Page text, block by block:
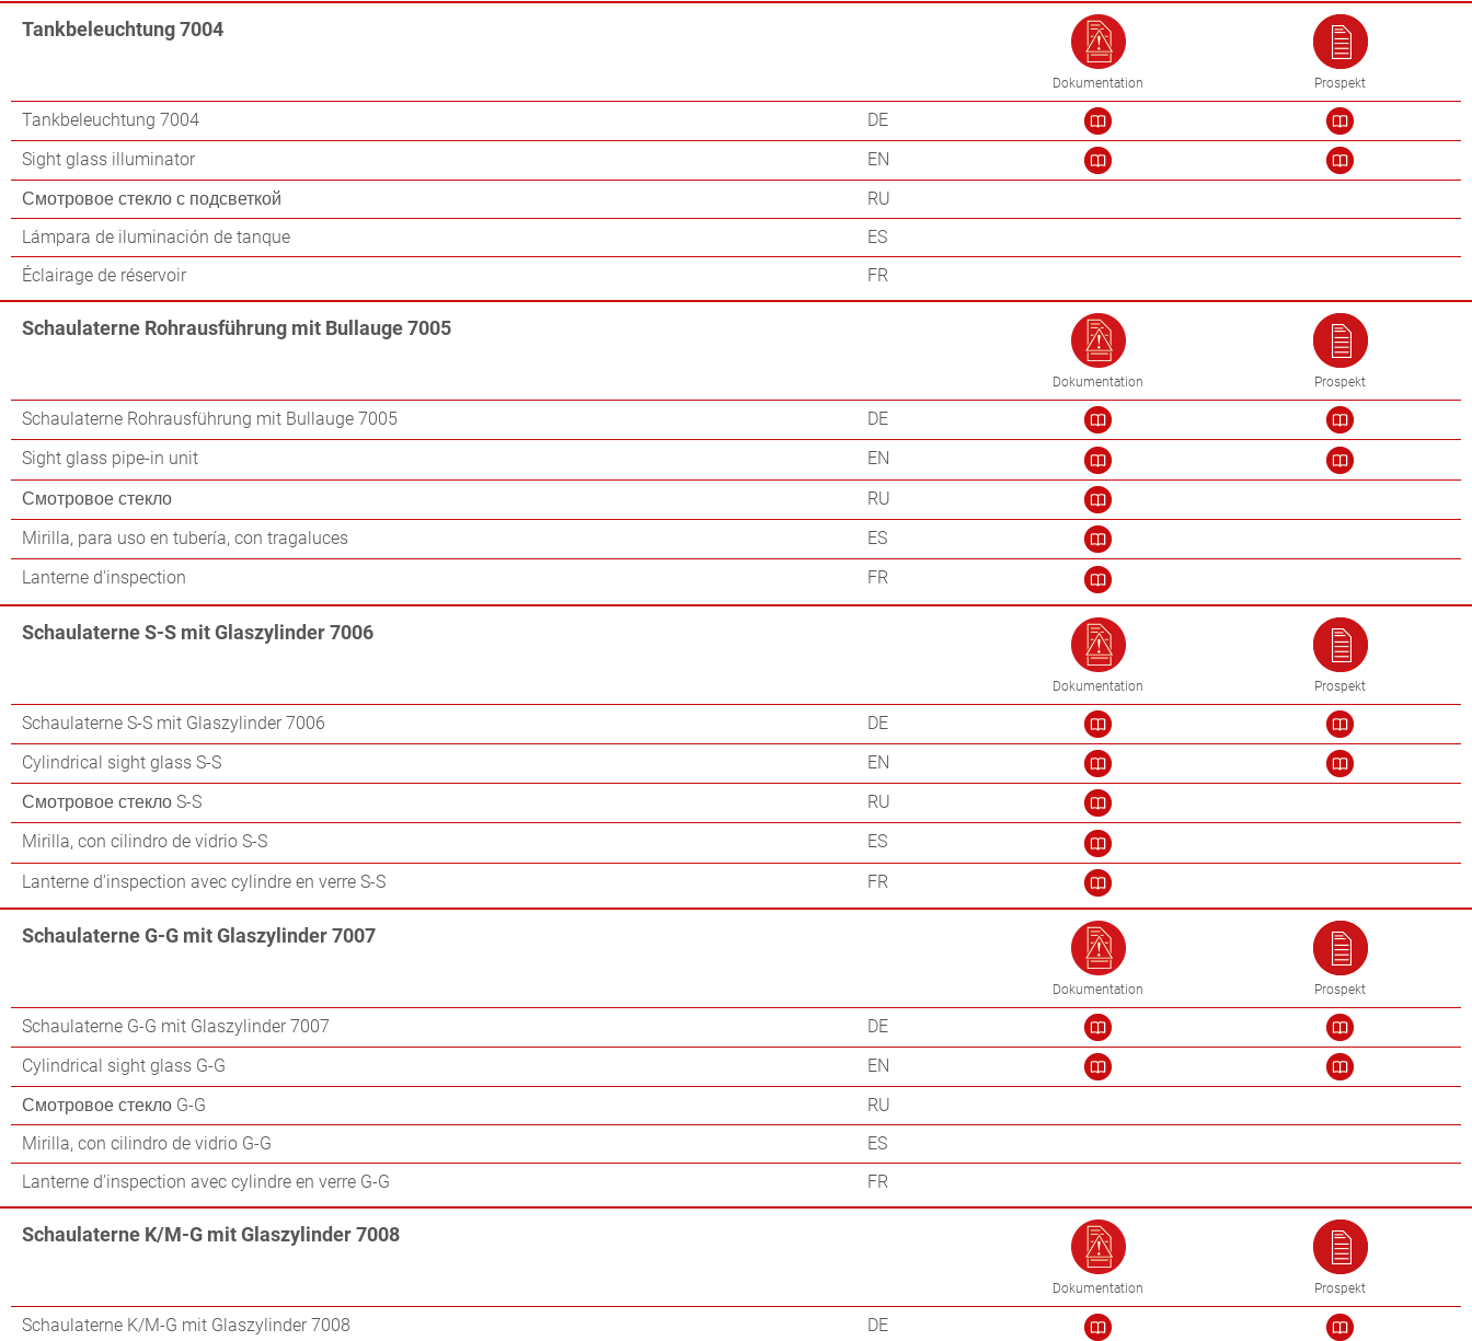
Tankbeleuchtung 7004
Dokumentation Prospekt
Tankbeleuchtung 7004
DE
Sight glass illuminator
EN
Смотровое стекло с подсветкой
RU
Lámpara de iluminación de tanque
ES
Éclairage de réservoir
FR
Schaulaterne Rohrausführung mit Bullauge 7005
Dokumentation Prospekt
Schaulaterne Rohrausführung mit Bullauge 7005
DE
Sight glass pipe-in unit
EN
Смотровое стекло
RU
Mirilla, para uso en tubería, con tragaluces
ES
Lanterne d'inspection
FR
Schaulaterne S-S mit Glaszylinder 7006
Dokumentation Prospekt
Schaulaterne S-S mit Glaszylinder 7006
DE
Cylindrical sight glass S-S
EN
Смотровое стекло S-S
RU
Mirilla, con cilindro de vidrio S-S
ES
Lanterne d'inspection avec cylindre en verre S-S
FR
Schaulaterne G-G mit Glaszylinder 7007
Dokumentation Prospekt
Schaulaterne G-G mit Glaszylinder 7007
DE
Cylindrical sight glass G-G
EN
Смотровое стекло G-G
RU
Mirilla, con cilindro de vidrio G-G
ES
Lanterne d'inspection avec cylindre en verre G-G
FR
Schaulaterne K/M-G mit Glaszylinder 7008
Dokumentation Prospekt
Schaulaterne K/M-G mit Glaszylinder 7008
DE